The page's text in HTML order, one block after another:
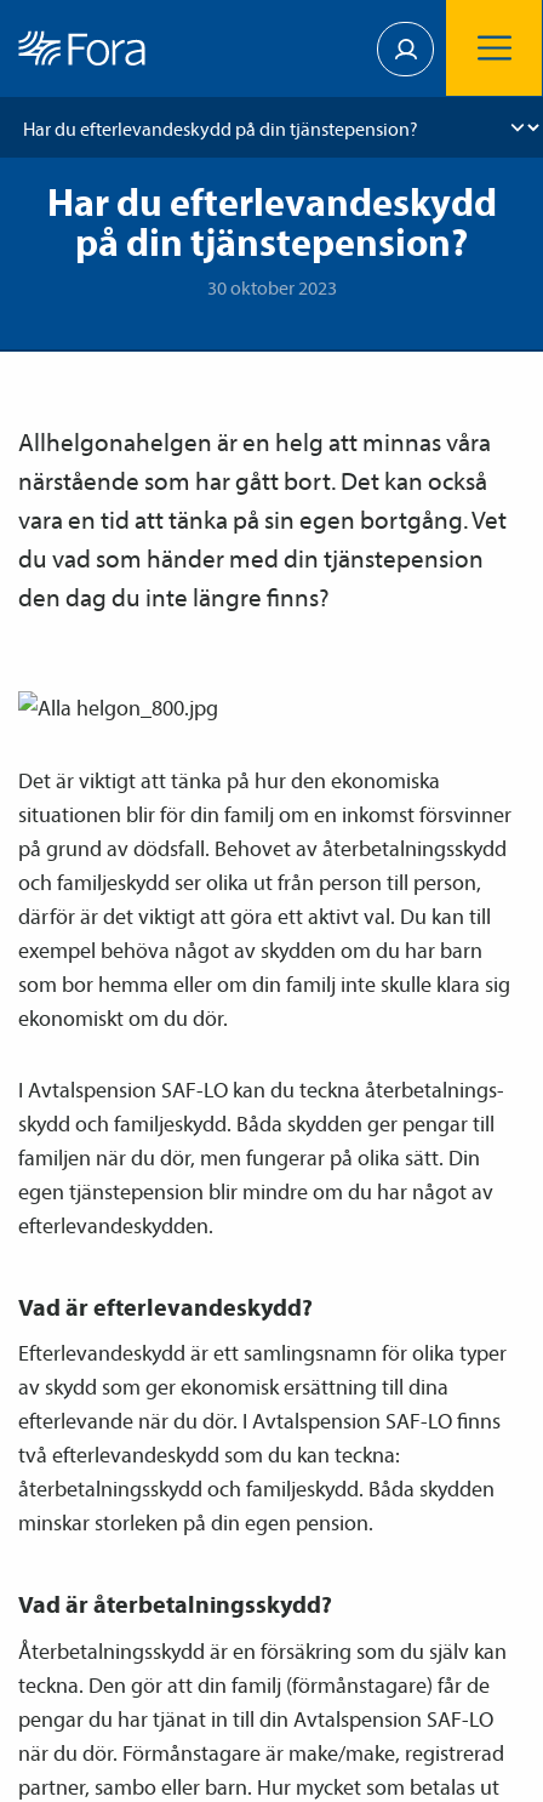
Har du efterlevandeskydd
på din tjänstepension?
30 oktober 2023
Allhelgonahelgen är en helg att minnas våra
närstående som har gått bort. Det kan också
vara en tid att tänka på sin egen bortgång. Vet
du vad som händer med din tjänste­pension
den dag du inte längre finns?
Det är viktigt att tänka på hur den ekonomiska
situationen blir för din familj om en inkomst försvinner
på grund av dödsfall. Behovet av återbetalnings­skydd
och familje­skydd ser olika ut från person till person,
därför är det viktigt att göra ett aktivt val. Du kan till
exempel behöva något av skydden om du har barn
som bor hemma eller om din familj inte skulle klara sig
ekonomiskt om du dör.
I Avtals­pension SAF-LO kan du teckna återbetalnings­
skydd och familje­skydd. Båda skydden ger pengar till
familjen när du dör, men fungerar på olika sätt. Din
egen tjänste­pension blir mindre om du har något av
efterlevandeskydden.
Vad är efterlevandeskydd?
Efterlevandeskydd är ett samlingsnamn för olika typer
av skydd som ger ekonomisk ersättning till dina
efterlevande när du dör. I Avtals­pension SAF-LO finns
två efterlevandeskydd som du kan teckna:
återbetalnings­skydd och familje­skydd. Båda skydden
minskar storleken på din egen pension.
Vad är återbetalnings­skydd?
Återbetalnings­skydd är en försäkring som du själv kan
teckna. Den gör att din familj (förmånstagare) får de
pengar du har tjänat in till din Avtals­pension SAF-LO
när du dör. Förmånstagare är make/make, registrerad
partner, sambo eller barn. Hur mycket som betalas ut